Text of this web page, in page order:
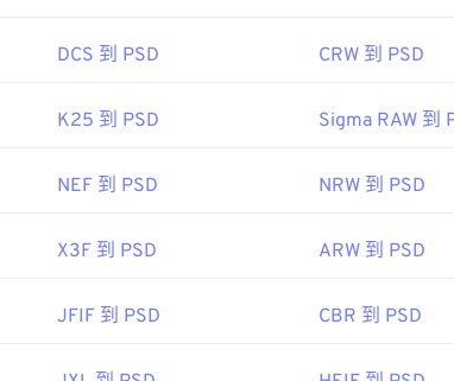
DCS 到 PSD CRW 到 PSD
K25 到 PSD Sigma RAW 到
NEF 到 PSD NRW 到 PSD
X3F 到 PSD ARW 到 PSD
JFIF 到 PSD CBR 到 PSD